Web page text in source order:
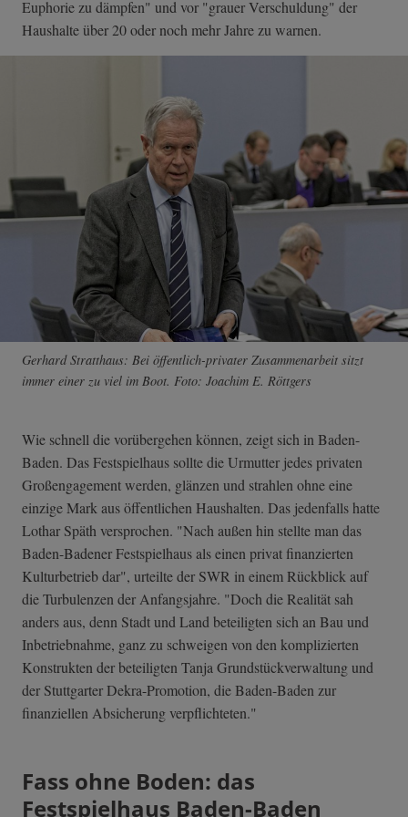
Euphorie zu dämpfen" und vor "grauer Verschuldung" der
Haushalte über 20 oder noch mehr Jahre zu warnen.
Gerhard Stratthaus: Bei öffentlich-privater Zusammenarbeit sitzt
immer einer zu viel im Boot. Foto: Joachim E. Röttgers
Wie schnell die vorübergehen können, zeigt sich in Baden-
Baden. Das Festspielhaus sollte die Urmutter jedes privaten
Großengagement werden, glänzen und strahlen ohne eine
einzige Mark aus öffentlichen Haushalten. Das jedenfalls hatte
Lothar Späth versprochen. "Nach außen hin stellte man das
Baden-Badener Festspielhaus als einen privat finanzierten
Kulturbetrieb dar", urteilte der SWR in einem Rückblick auf
die Turbulenzen der Anfangsjahre. "Doch die Realität sah
anders aus, denn Stadt und Land beteiligten sich an Bau und
Inbetriebnahme, ganz zu schweigen von den komplizierten
Konstrukten der beteiligten Tanja Grundstückverwaltung und
der Stuttgarter Dekra-Promotion, die Baden-Baden zur
finanziellen Absicherung verpflichteten."
Fass ohne Boden: das
Festspielhaus Baden-Baden